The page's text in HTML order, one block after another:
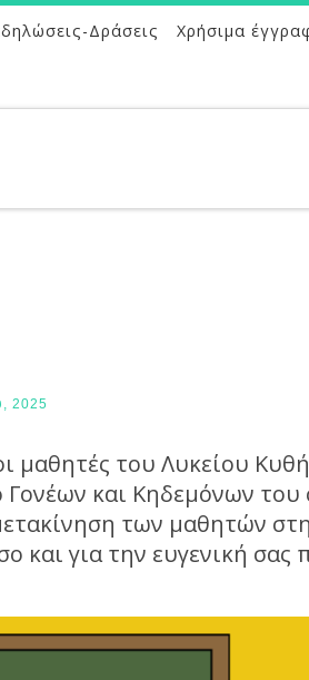
Δράσεις Χρήσιμα
2025
μαθητές του Λυκείου
και Κηδεμόνων του
των μαθητών
και για την ευγενική